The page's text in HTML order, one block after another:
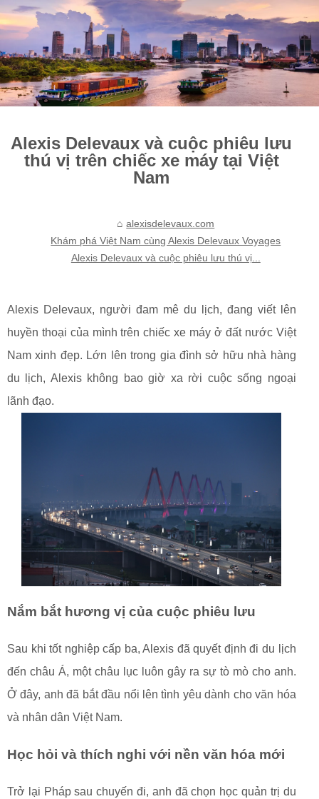
Alexis Delevaux và cuộc phiêu lưu
thú vị trên chiếc xe máy tại Việt
Nam
alexisdelevaux.com
Khám phá Việt Nam cùng Alexis Delevaux Voyages
Alexis Delevaux và cuộc phiêu lưu thú vị...
Alexis Delevaux, người đam mê du lịch, đang viết lên
huyền thoại của mình trên chiếc xe máy ở đất nước Việt
Nam xinh đẹp. Lớn lên trong gia đình sở hữu nhà hàng
du lịch, Alexis không bao giờ xa rời cuộc sống ngoại
lãnh đạo.
Nắm bắt hương vị của cuộc phiêu lưu
Sau khi tốt nghiệp cấp ba, Alexis đã quyết định đi du lịch
đến châu Á, một châu lục luôn gây ra sự tò mò cho anh.
Ở đây, anh đã bắt đầu nổi lên tình yêu dành cho văn hóa
và nhân dân Việt Nam.
Học hỏi và thích nghi với nền văn hóa mới
Trở lại Pháp sau chuyến đi, anh đã chọn học quản trị du